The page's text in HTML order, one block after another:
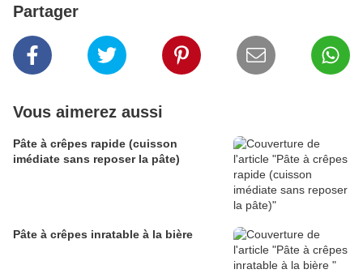
Partager
Vous aimerez aussi
Pâte à crêpes rapide (cuisson
imédiate sans reposer la pâte)
Pâte à crêpes inratable à la bière